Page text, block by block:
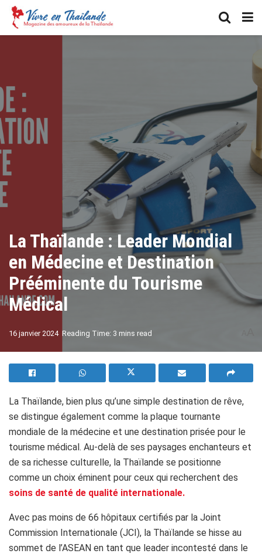
La Thaïlande : Leader Mondial
en Médecine et Destination
Prééminente du Tourisme
Médical
16 janvier 2024 Reading Time: 3 mins read
La Thaïlande, bien plus qu’une simple destination de rêve,
se distingue également comme la plaque tournante
mondiale de la médecine et une destination prisée pour le
tourisme médical. Au-delà de ses paysages enchanteurs et
de sa richesse culturelle, la Thaïlande se positionne
comme un choix éminent pour ceux qui recherchent des
soins de santé de qualité internationale.
Avec pas moins de 66 hôpitaux certifiés par la Joint
Commission Internationale (JCI), la Thaïlande se hisse au
sommet de l’ASEAN en tant que leader incontesté dans le